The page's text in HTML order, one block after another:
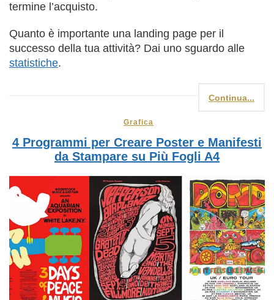
termine l’acquisto.
Quanto è importante una landing page per il
successo della tua attività? Dai uno sguardo alle
statistiche.
Continua...
Grafica
4 Programmi per Creare Poster e Manifesti
da Stampare su Più Fogli A4